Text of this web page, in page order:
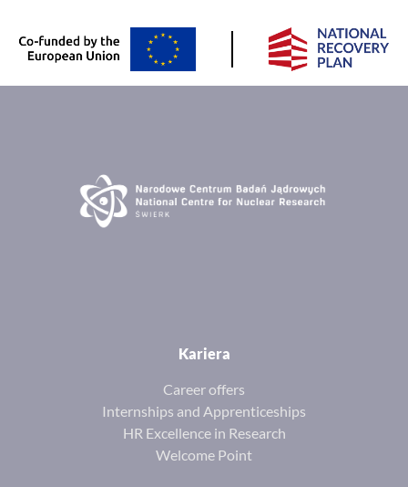
Kariera
Career offers
Internships and Apprenticeships
HR Excellence in Research
Welcome Point